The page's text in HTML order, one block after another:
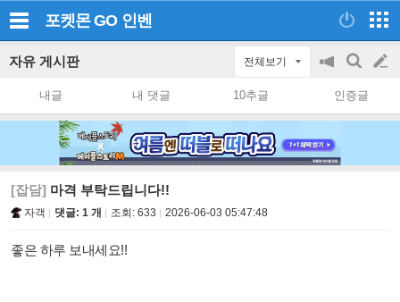
포켓몬 GO 인벤
자유 게시판 전체보기
공
on/off
검
색
글
쓰
내글 내 댓글 10추글 인증글
[잡담] 마격 부탁드립니다!!
자객 댓글: 1 개 조회: 633 2026-06-03 05:47:48
좋은 하루 보내세요!!